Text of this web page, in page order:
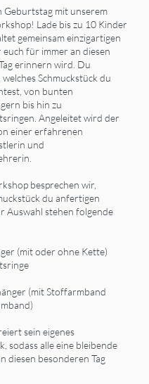
Geburtstag mit unserem
Lade bis zu 10 Kinder
gemeinsam einzigartigen
euch für immer an diesen
erinnern wird. Du
Schmuckstück du
von bunten
bis hin zu
Angeleitet wird der
einer erfahrenen
und
besprechen wir,
du anfertigen
Auswahl stehen folgende
(mit oder ohne Kette)
(mit Stoffarmband
sein eigenes
sodass alle eine bleibende
diesen besonderen Tag